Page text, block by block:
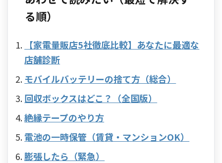
る順）
【家電量販店5社徹底比較】あなたに最適な
店舗診断
モバイルバッテリーの捨て方（総合）
回収ボックスはどこ？（全国版）
絶縁テープのやり方
電池の一時保管（賃貸・マンションOK）
膨張したら（緊急）